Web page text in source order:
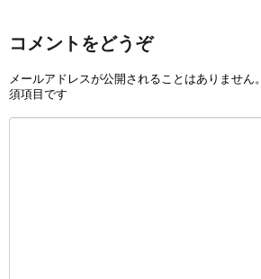
コメントをどうぞ
メールアドレスが公開されることはありません。
須項目です